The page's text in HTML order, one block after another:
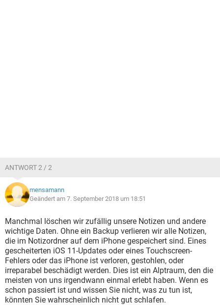
ANTWORT 2 / 2
mensamann
Geändert am 7. September 2018 um 18:51
Manchmal löschen wir zufällig unsere Notizen und andere
wichtige Daten. Ohne ein Backup verlieren wir alle Notizen,
die im Notizordner auf dem iPhone gespeichert sind. Eines
gescheiterten iOS 11-Updates oder eines Touchscreen-
Fehlers oder das iPhone ist verloren, gestohlen, oder
irreparabel beschädigt werden. Dies ist ein Alptraum, den die
meisten von uns irgendwann einmal erlebt haben. Wenn es
schon passiert ist und wissen Sie nicht, was zu tun ist,
könnten Sie wahrscheinlich nicht gut schlafen.